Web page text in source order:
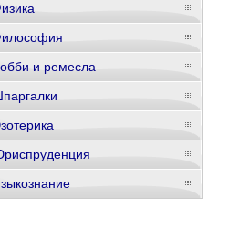
и ремесла